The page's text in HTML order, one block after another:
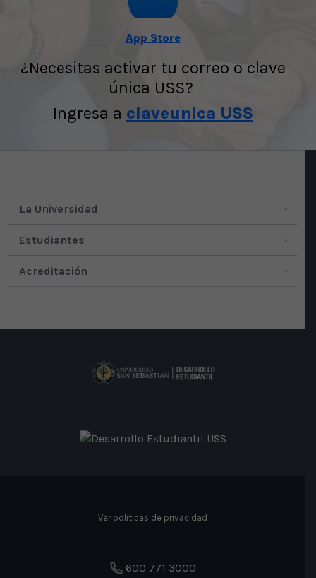
App Store
¿Necesitas activar tu correo o clave
única USS?
Ingresa a claveunica USS
La Universidad
Estudiantes
Acreditación
Ver politicas de privacidad
600 771 3000